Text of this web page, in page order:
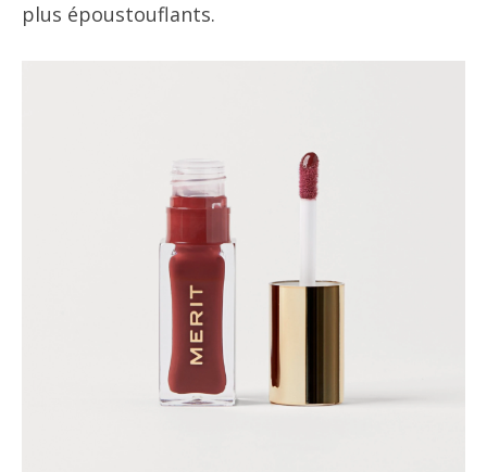
plus époustouflants.